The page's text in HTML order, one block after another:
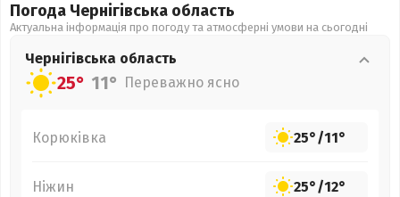
Погода Чернігівська область
Актуальна інформація про погоду та атмосферні умови на сьогодні
Чернігівська область
25° 11° Переважно ясно
Корюківка 25°/11°
Ніжин 25°/12°